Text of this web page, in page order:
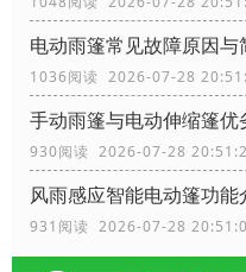
电动雨篷常见故障原因与
1036阅读 2026-07-28
手动雨篷与电动伸缩篷优
930阅读 2026-07-28
风雨感应智能电动篷功能
931阅读 2026-07-28